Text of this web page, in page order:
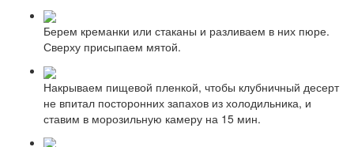
Берем креманки или стаканы и разливаем в них пюре.
Сверху присыпаем мятой.
Накрываем пищевой пленкой, чтобы клубничный десерт
не впитал посторонних запахов из холодильника, и
ставим в морозильную камеру на 15 мин.